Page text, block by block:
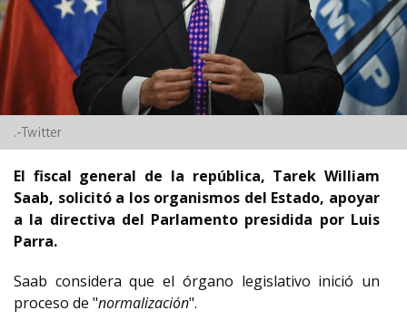
.-Twitter
El fiscal general de la república, Tarek William
Saab, solicitó a los organismos del Estado, apoyar
a la directiva del Parlamento presidida por Luis
Parra.
Saab considera que el órgano legislativo inició un
proceso de "normalización".